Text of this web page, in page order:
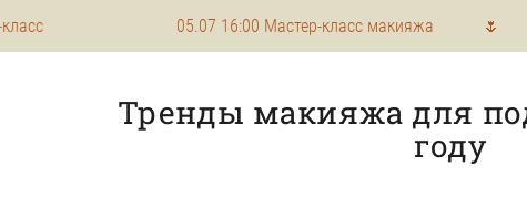
Тренды макияжа для
году
05.07 16:00 Мастер-класс макияжа 🌷 03.08